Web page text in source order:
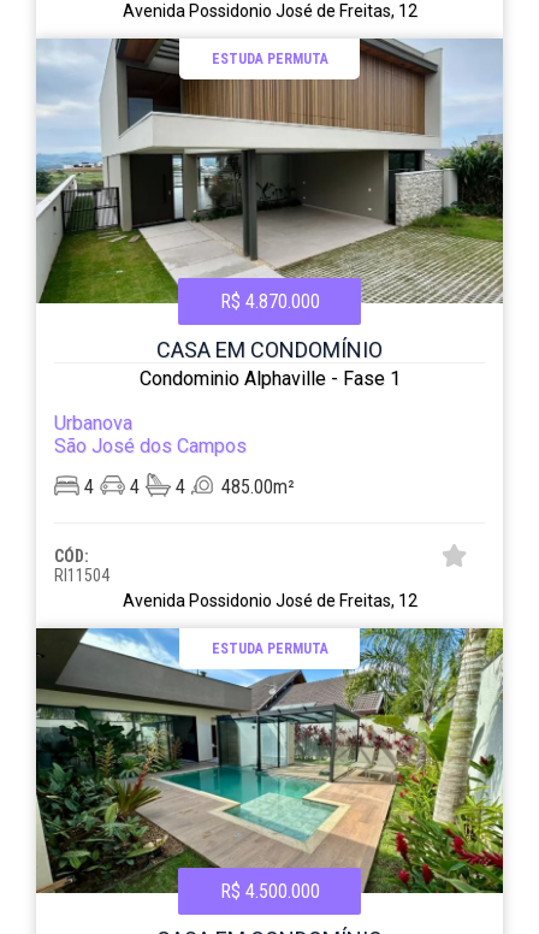
Avenida Possidonio José de Freitas, 12
ESTUDA PERMUTA
R$ 4.870.000
CASA EM CONDOMÍNIO
Condominio Alphaville - Fase 1
Urbanova
São José dos Campos
4
4 4 485.00m²
CÓD:
RI11504
Avenida Possidonio José de Freitas, 12
ESTUDA PERMUTA
R$ 4.500.000